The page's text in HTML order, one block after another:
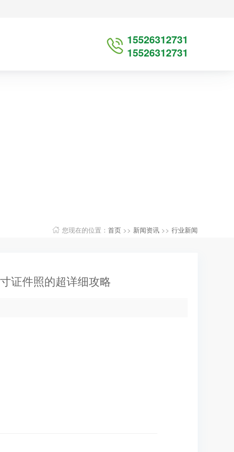
15526312731
15526312731
您现在的位置： 首页 >> 新闻资讯 >> 行业新闻
证件照的超详细攻略